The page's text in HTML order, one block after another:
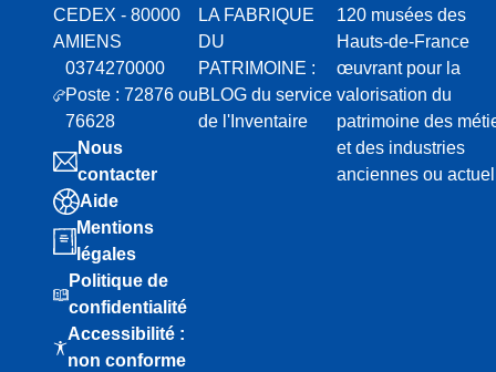
CEDEX - 80000
AMIENS
0374270000
Poste : 72876 ou
76628
Nous
contacter
Aide
Mentions
légales
Politique de
confidentialité
Accessibilité :
non conforme
LA FABRIQUE
DU
PATRIMOINE :
BLOG du service
de l'Inventaire
120 musées des
Hauts-de-France
œuvrant pour la
valorisation du
patrimoine des
et des industries
anciennes ou